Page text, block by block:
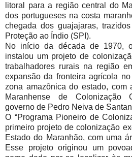
litoral para a região central do
dos portugueses na costa
chegada dos guajajaras,
Proteção ao Índio (SPI).
No início da década de 1970,
instalou um projeto de
trabalhadores rurais na região
expansão da fronteira agrícola
zona amazônica do estado, com
Maranhense de Colonização
governo de Pedro Neiva de
O “Programa Pioneiro de
primeiro projeto de colonização
Estado do Maranhão, com uma
Esse projeto originou um